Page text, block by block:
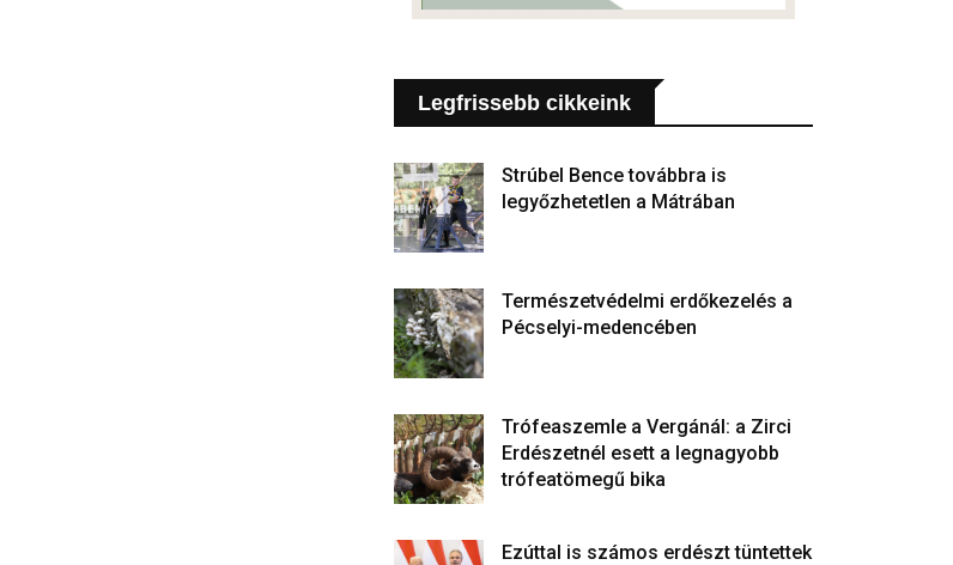
Legfrissebb cikkeink
Strúbel Bence továbbra is
legyőzhetetlen a Mátrában
Természetvédelmi erdőkezelés a
Pécselyi-medencében
Trófeaszemle a Vergánál: a Zirci
Erdészetnél esett a legnagyobb
trófeatömegű bika
Ezúttal is számos erdészt tüntettek